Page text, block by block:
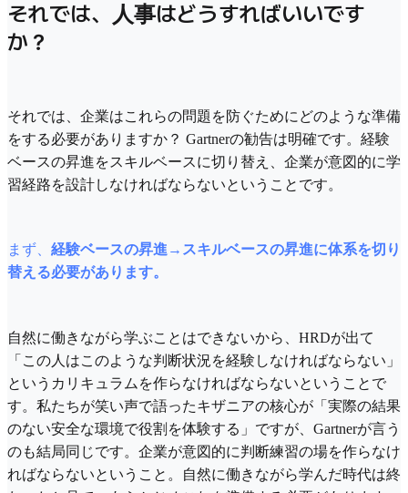
それでは、人事はどうすればいいです
か？
それでは、企業はこれらの問題を防ぐためにどのような準備
をする必要がありますか？ Gartnerの勧告は明確です。経験
ベースの昇進をスキルベースに切り替え、企業が意図的に学
習経路を設計しなければならないということです。
まず、 経験ベースの昇進→スキルベースの昇進に体系を切り
替える必要があります。
自然に働きながら学ぶことはできないから、HRDが出て
「この人はこのような判断状況を経験しなければならない」
というカリキュラムを作らなければならないということで
す。私たちが笑い声で語ったキザニアの核心が「実際の結果
のない安全な環境で役割を体験する」ですが、Gartnerが言う
のも結局同じです。企業が意図的に判断練習の場を作らなけ
ればならないということ。自然に働きながら学んだ時代は終